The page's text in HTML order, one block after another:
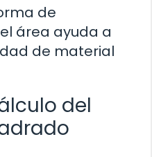
de
área ayuda a
de material
del